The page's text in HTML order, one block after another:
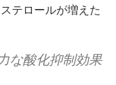
テロールが増えた
な酸化抑制効果